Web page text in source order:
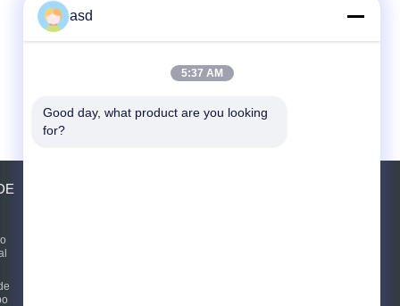
asd
5:37 AM
Good day, what product are you looking
for?